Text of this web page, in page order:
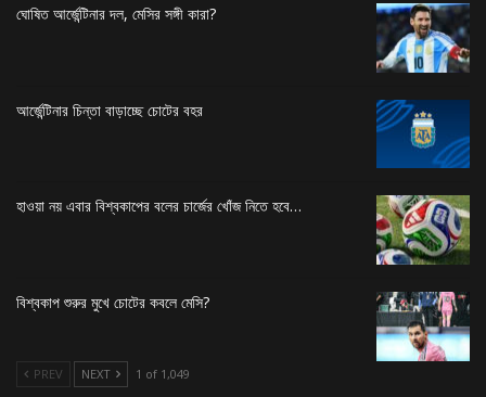
ঘোষিত আর্জেন্টিনার দল, মেসির সঙ্গী কারা?
আর্জেন্টিনার চিন্তা বাড়াচ্ছে চোটের বহর
হাওয়া নয় এবার বিশ্বকাপের বলের চার্জের খোঁজ নিতে হবে…
বিশ্বকাপ শুরুর মুখে চোটের কবলে মেসি?
PREV NEXT 1 of 1,049